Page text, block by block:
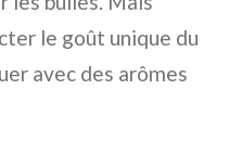
le goût unique du
avec des arômes